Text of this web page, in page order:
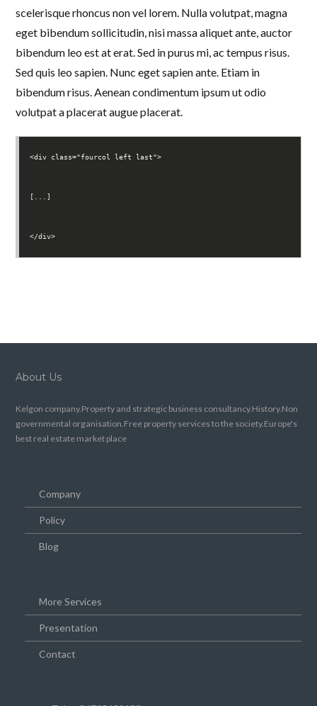
scelerisque rhoncus non vel lorem. Nulla volutpat, magna
eget bibendum sollicitudin, nisi massa aliquet ante, auctor
bibendum leo est at erat. Sed in purus mi, ac tempus risus.
Sed quis leo sapien. Nunc eget sapien ante. Etiam in
bibendum risus. Aenean condimentum ipsum ut odio
volutpat a placerat augue placerat.
<div class="fourcol left last">
[...]
</div>
About Us
Kelgon company.Property and strategic business consultancy.History.Non
governmental organisation.Free property services to the society.Europe's
best real estate market place
Company
Policy
Blog
More Services
Presentation
Contact